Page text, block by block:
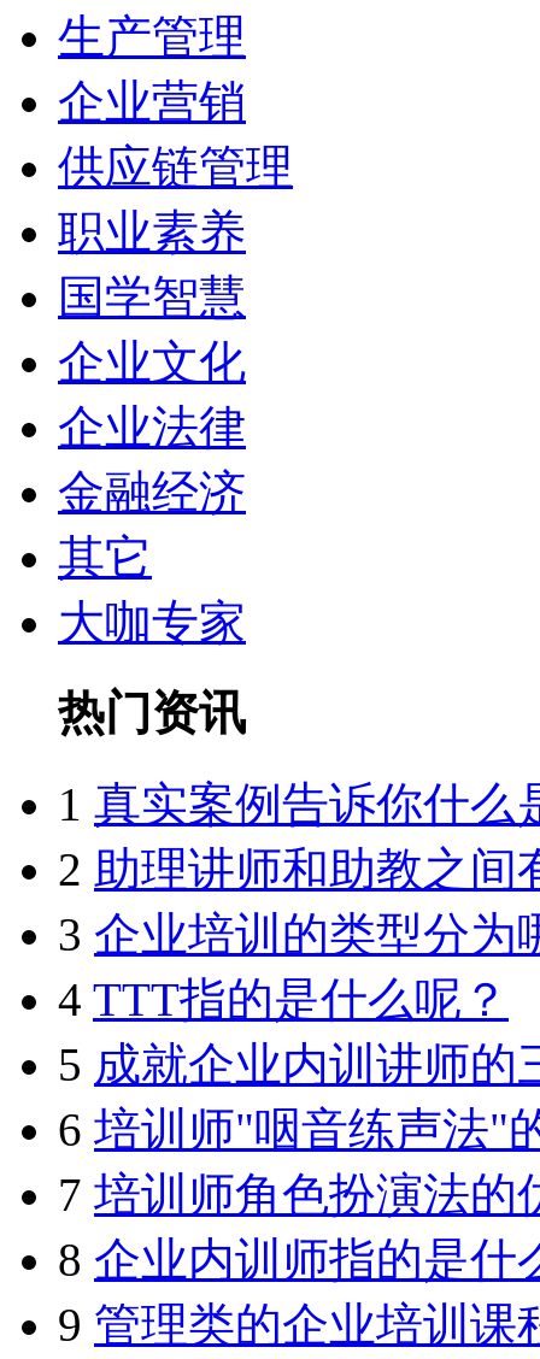
生产管理
企业营销
供应链管理
职业素养
国学智慧
企业文化
企业法律
金融经济
其它
大咖专家
热门资讯
1 真实案例告诉你什么
2 助理讲师和助教之间
3 企业培训的类型分为
4 TTT指的是什么呢？
5 成就企业内训讲师的
6 培训师"咽音练声法"
7 培训师角色扮演法的
8 企业内训师指的是什
9 管理类的企业培训课